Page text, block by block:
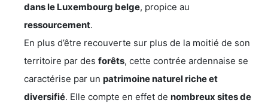
dans le Luxembourg belge, propice au
ressourcement.
En plus d’être recouverte sur plus de la moitié de son
territoire par des forêts, cette contrée ardennaise se
caractérise par un patrimoine naturel riche et
diversifié. Elle compte en effet de nombreux sites de